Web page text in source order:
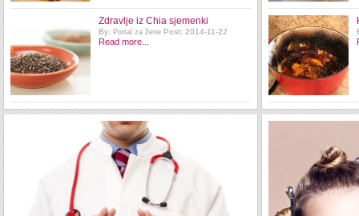
Zdravlje iz Chia sjemenki
By: Portal za žene Post: 2014-11-22
Read more...